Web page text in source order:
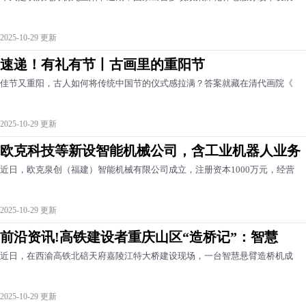
2025-10-29 更新
速递！有礼有节丨古画里的重阳节
佳节又重阳，古人如何将传统中国节的仪式感拉满？答案就藏在清代画院《
2025-10-29 更新
欧克科技等新设智能机械公司，含工业机器人业务
近日，欧克泉创（福建）智能机械有限公司成立，注册资本1000万元，经营
2025-10-29 更新
前沿资讯!高铁建设者重庆山区“造桥记”：智慧
近日，在西渝高铁北碚天府嘉陵江特大桥建设现场，一台智慧悬臂造桥机成
2025-10-29 更新